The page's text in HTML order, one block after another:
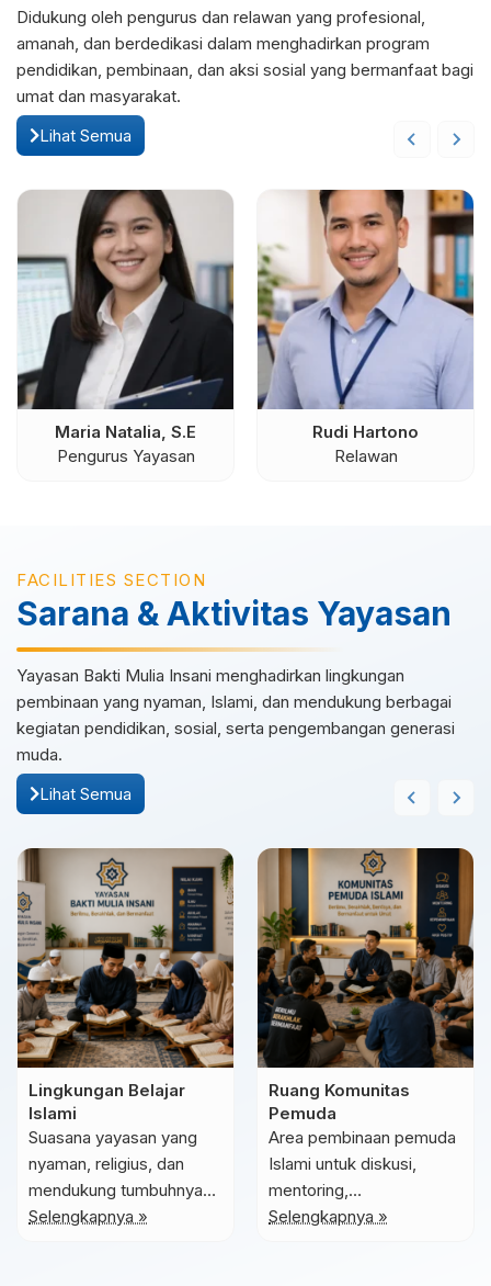
Didukung oleh pengurus dan relawan yang profesional,
amanah, dan berdedikasi dalam menghadirkan program
pendidikan, pembinaan, dan aksi sosial yang bermanfaat bagi
umat dan masyarakat.
Lihat Semua
Maria Natalia, S.E
Pengurus Yayasan
Rudi Hartono
Relawan
FACILITIES SECTION
Sarana & Aktivitas Yayasan
Yayasan Bakti Mulia Insani menghadirkan lingkungan
pembinaan yang nyaman, Islami, dan mendukung berbagai
kegiatan pendidikan, sosial, serta pengembangan generasi
muda.
Lihat Semua
Lingkungan Belajar
Islami
Suasana yayasan yang
nyaman, religius, dan
mendukung tumbuhnya
nilai-nilai akhlak serta
Selengkapnya »
Ruang Komunitas
Pemuda
Area pembinaan pemuda
Islami untuk diskusi,
mentoring,
kepemimpinan, dan
Selengkapnya »